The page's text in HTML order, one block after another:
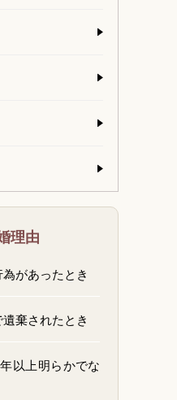
理由
があったとき
棄されたとき
以上明らかでな